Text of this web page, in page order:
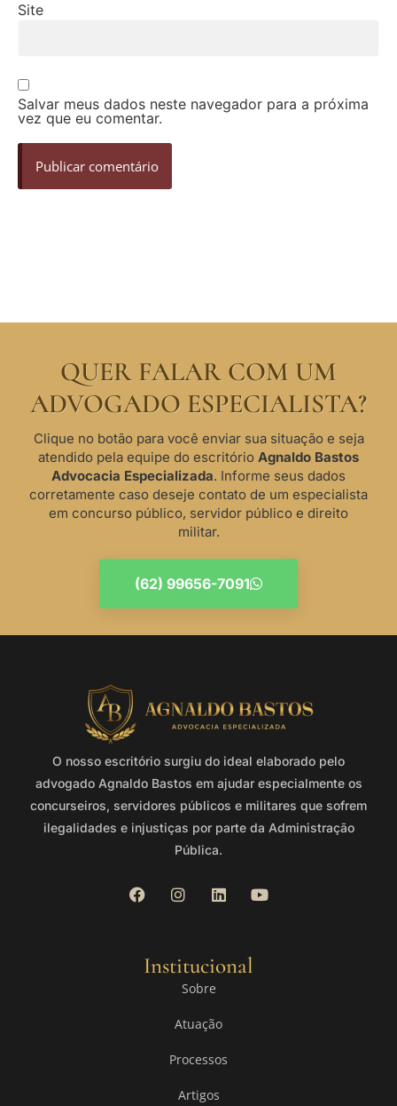
Site
Salvar meus dados neste navegador para a próxima
vez que eu comentar.
QUER FALAR COM UM
ADVOGADO ESPECIALISTA?
Clique no botão para você enviar sua situação e seja
atendido pela equipe do escritório Agnaldo Bastos
Advocacia Especializada. Informe seus dados
corretamente caso deseje contato de um especialista
em concurso público, servidor público e direito
militar.
(62) 99656-7091
O nosso escritório surgiu do ideal elaborado pelo
advogado Agnaldo Bastos em ajudar especialmente os
concurseiros, servidores públicos e militares que sofrem
ilegalidades e injustiças por parte da Administração
Pública.
Institucional
Sobre
Atuação
Processos
Artigos